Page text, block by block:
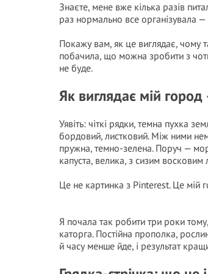
Знаєте, мене вже кілька разів
раз нормально все організувала
Покажу вам, як це виглядає, чому
побачила, що можна зробити з
не буде.
Як виглядає мій
Уявіть: чіткі рядки, темна пухка
бордовий, листковий. Між ними
пружна, темно-зелена. Поруч —
капуста, велика, з сизим восковим
Це не картинка з Pinterest. Це мій
Я почала так робити три роки
каторга. Постійна прополка,
й часу менше йде, і результат